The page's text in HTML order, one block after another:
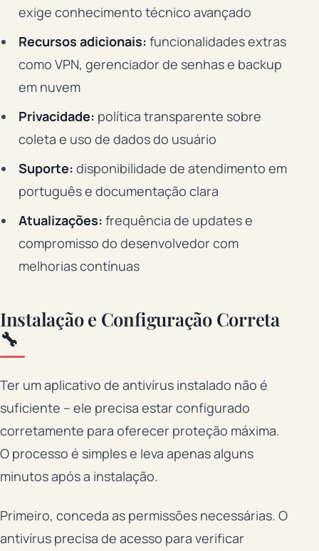
exige conhecimento técnico avançado
Recursos adicionais: funcionalidades extras
como VPN, gerenciador de senhas e backup
em nuvem
Privacidade: política transparente sobre
coleta e uso de dados do usuário
Suporte: disponibilidade de atendimento em
português e documentação clara
Atualizações: frequência de updates e
compromisso do desenvolvedor com
melhorias contínuas
Instalação e Configuração Correta
🔧
Ter um aplicativo de antivírus instalado não é
suficiente – ele precisa estar configurado
corretamente para oferecer proteção máxima.
O processo é simples e leva apenas alguns
minutos após a instalação.
Primeiro, conceda as permissões necessárias. O
antivírus precisa de acesso para verificar